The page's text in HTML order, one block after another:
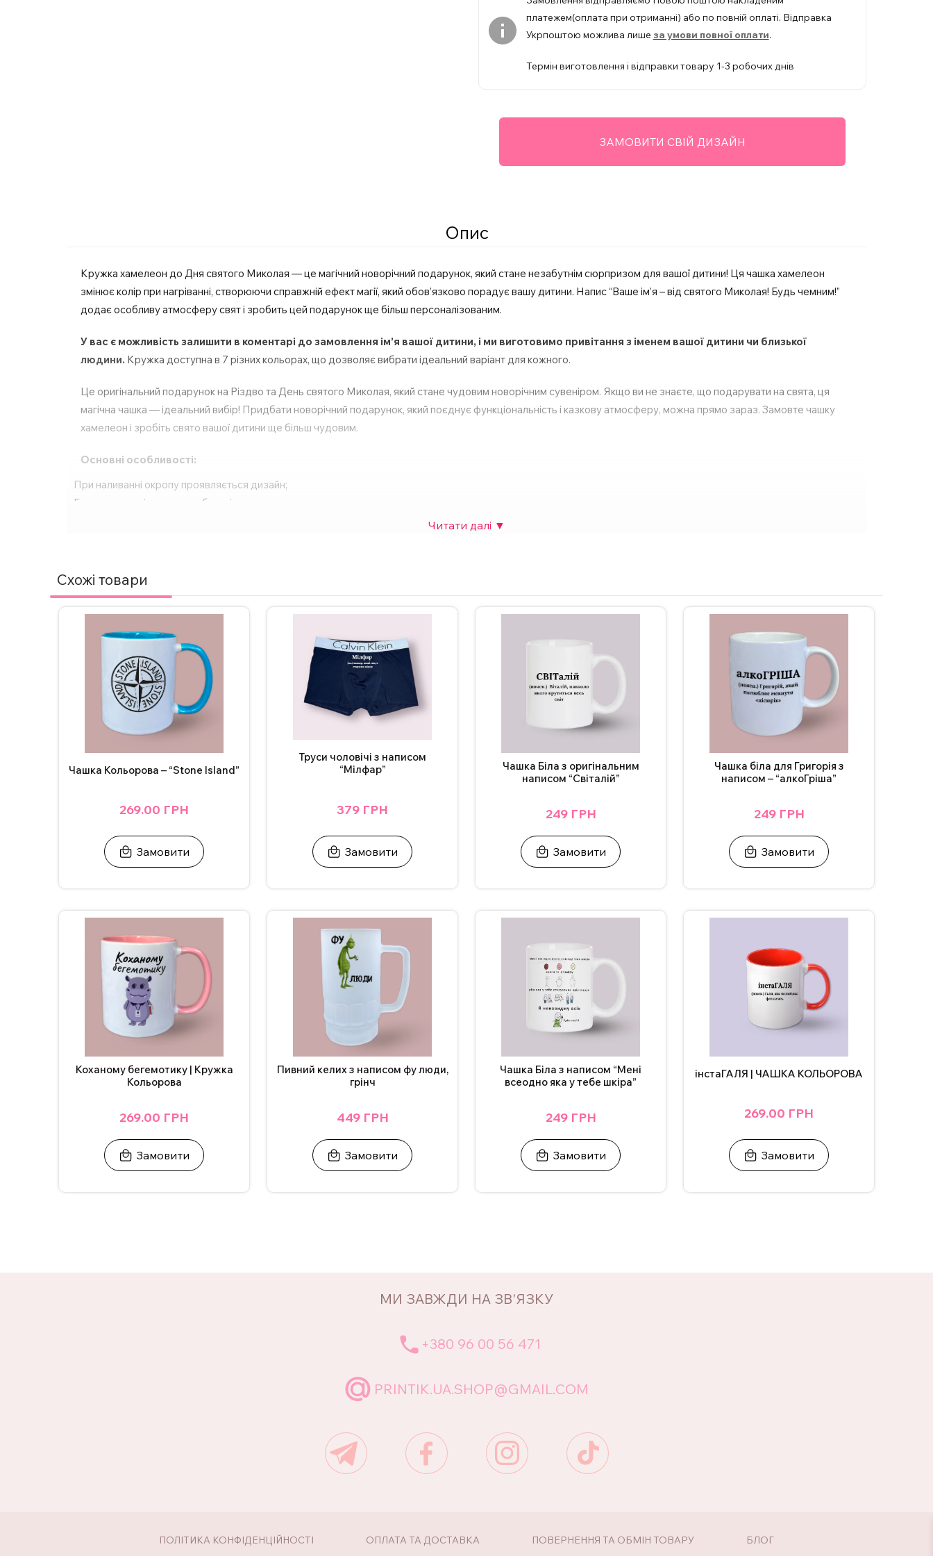
платежем(оплата при отриманні) або по повній оплаті. Відправка
Укрпоштою можлива лише за умови повної оплати.
Термін виготовлення і відправки товару 1-3 робочих днів
ЗАМОВИТИ СВІЙ ДИЗАЙН
Опис
Кружка хамелеон до Дня святого Миколая — це магічний новорічний подарунок, який стане незабутнім сюрпризом для вашої дитини! Ця чашка хамелеон
змінює колір при нагріванні, створюючи справжній ефект магії, який обов’язково порадує вашу дитини. Напис “Ваше ім’я – від святого Миколая! Будь чемним!”
додає особливу атмосферу свят і зробить цей подарунок ще більш персоналізованим.
У вас є можливість залишити в коментарі до замовлення ім’я вашої дитини, і ми виготовимо привітання з іменем вашої дитини чи близької
людини. Кружка доступна в 7 різних кольорах, що дозволяє вибрати ідеальний варіант для кожного.
Це оригінальний подарунок на Різдво та День святого Миколая, який стане чудовим новорічним сувеніром. Якщо ви не знаєте, що подарувати на свята, ця
магічна чашка — ідеальний вибір! Придбати новорічний подарунок, який поєднує функціональність і казкову атмосферу, можна прямо зараз. Замовте чашку
хамелеон і зробіть свято вашої дитини ще більш чудовим.
Основні особливості:
При наливанні окропу проявляється дизайн;
Багато кольорів, також є з блискітками та ручкою серце;
Друк картинки з двох сторін;
Підходить для будь-яких напоїв – кави, чаю, гарячого шоколаду тощо;
Ідеальний подарунок для будь-якого свята або особливої події.
За бажанням, надпис на чашці можна змінити, а також можна додати фото. Вартість НЕ зміниться. Для замовлення чашки з індивідуальним дизайном зв’яжіться
з нами в Інстаграмі, Телеграмі або залиште заявку на сайті.
ВАЖЛИВО!Щоб не пошкодити принт не рекомендується мити чашку в посудомийній машині та нагрівати у мікрохвильовці.
Додаткові фото надсилаємо у Телеграм/Інстаграм.
Схожі товари
Чашка Кольорова – “Stone Island”
269.00 ГРН
Замовити
Труси чоловічі з написом
“Мілфар”
379 ГРН
Замовити
Чашка Біла з оригінальним
написом “Світалій”
249 ГРН
Замовити
Чашка біла для Григорія з
написом – “алкоГріша”
249 ГРН
Замовити
Коханому бегемотику | Кружка
Кольорова
269.00 ГРН
Замовити
Пивний келих з написом фу люди,
грінч
449 ГРН
Замовити
Чашка Біла з написом “Мені
всеодно яка у тебе шкіра”
249 ГРН
Замовити
інстаГАЛЯ | ЧАШКА КОЛЬОРОВА
269.00 ГРН
Замовити
МИ ЗАВЖДИ НА ЗВ'ЯЗКУ
+380 96 00 56 471
PRINTIK.UA.SHOP@GMAIL.COM
ПОЛІТИКА КОНФІДЕНЦІЙНОСТІ ОПЛАТА ТА ДОСТАВКА ПОВЕРНЕННЯ ТА ОБМІН ТОВАРУ БЛОГ